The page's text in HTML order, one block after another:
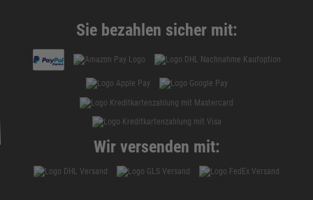
Sie bezahlen sicher mit:
Wir versenden mit: